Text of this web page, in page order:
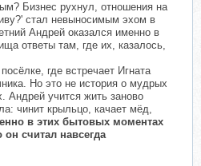
Бизнес рухнул, отношения на
стал невыносимым эхом в
Андрей оказался именно в
ответы там, где их, казалось,
где встречает Игната
Но это не история о мудрых
Андрей учится жить заново
чинит крыльцо, качает мёд,
в этих бытовых моментах
он считал навсегда